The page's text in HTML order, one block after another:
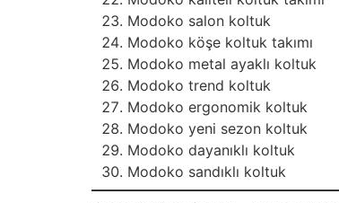
Modoko salon koltuk
Modoko köşe koltuk takımı
Modoko metal ayaklı koltuk
Modoko trend koltuk
Modoko ergonomik koltuk
Modoko yeni sezon koltuk
Modoko dayanıklı koltuk
Modoko sandıklı koltuk